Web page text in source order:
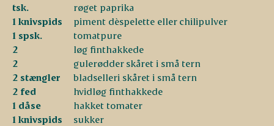
tsk.
røget paprika
1 knivspids
piment dèspelette eller chilipulver
1 spsk.
tomatpure
2
løg finthakkede
2
gulerødder skåret i små tern
2 stængler
bladselleri skåret i små tern
2 fed
hvidløg finthakkede
1 dåse
hakket tomater
1 knivspids
sukker